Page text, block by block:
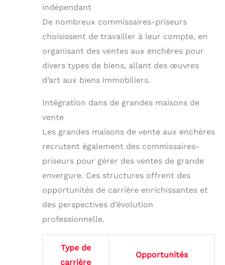
indépendant
De nombreux commissaires-priseurs
choisissent de travailler à leur compte, en
organisant des ventes aux enchères pour
divers types de biens, allant des œuvres
d’art aux biens immobiliers.
Intégration dans de grandes maisons de
vente
Les grandes maisons de vente aux enchères
recrutent également des commissaires-
priseurs pour gérer des ventes de grande
envergure. Ces structures offrent des
opportunités de carrière enrichissantes et
des perspectives d’évolution
professionnelle.
Type de
carrière
Opportunités